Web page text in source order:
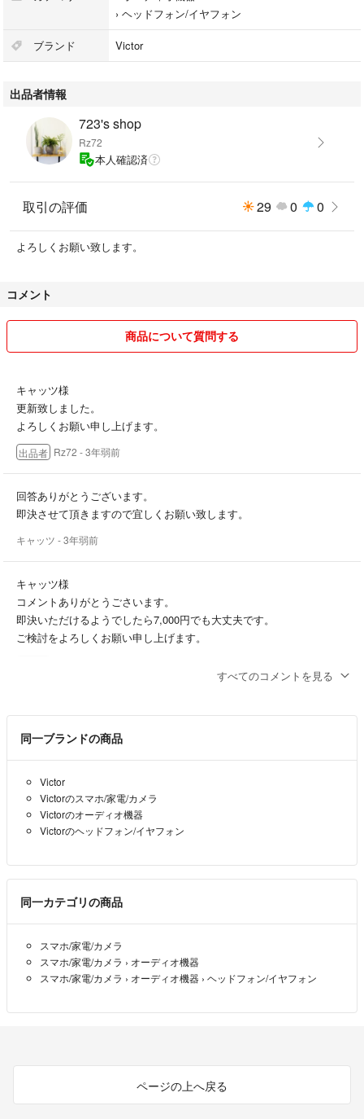
ご注意下さい。ノークレームノーリターンでお願い致します。
#nearphones #ワイヤレス #イヤホン #ビクター #Victor #ながら聞き #子
育て #ジム #散歩 #オープンイヤー
› ヘッドフォン/イヤフォン
ブランド Victor
出品者情報
723's shop
Rz72
本人確認済
取引の評価 29 0 0
よろしくお願い致します。
コメント
商品について質問する
キャッツ様
更新致しました。
よろしくお願い申し上げます。
出品者 Rz72 - 3年弱前
回答ありがとうございます。
即決させて頂きますので宜しくお願い致します。
キャッツ - 3年弱前
キャッツ様
コメントありがとうごさいます。
即決いただけるようでしたら7,000円でも大丈夫です。
ご検討をよろしくお願い申し上げます。
か？
ご検討宜しくお願い致します。
キャッツ- 3年弱前
すべてのコメントを見る
同一ブランドの商品
Victor
Victorのスマホ/家電/カメラ
Victorのオーディオ機器
Victorのヘッドフォン/イヤフォン
同一カテゴリの商品
スマホ/家電/カメラ
スマホ/家電/カメラ › オーディオ機器
スマホ/家電/カメラ › オーディオ機器 › ヘッドフォン/イヤフォン
ページの上へ戻る